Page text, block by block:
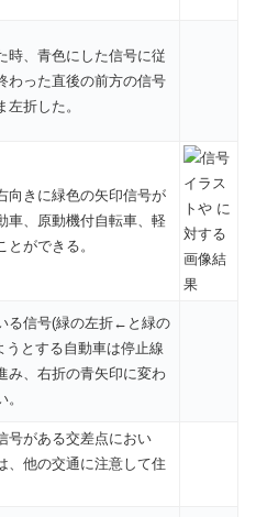
時、青色にした信号に従
わった直後の前方の信号
折した。
向きに緑色の矢印信号が
車、原動機付自転車、軽
ができる。
る信号(緑の左折←と緑の
うとする自動車は停止線
み、右折の青矢印に変わ
号がある交差点におい
、他の交通に注意して住